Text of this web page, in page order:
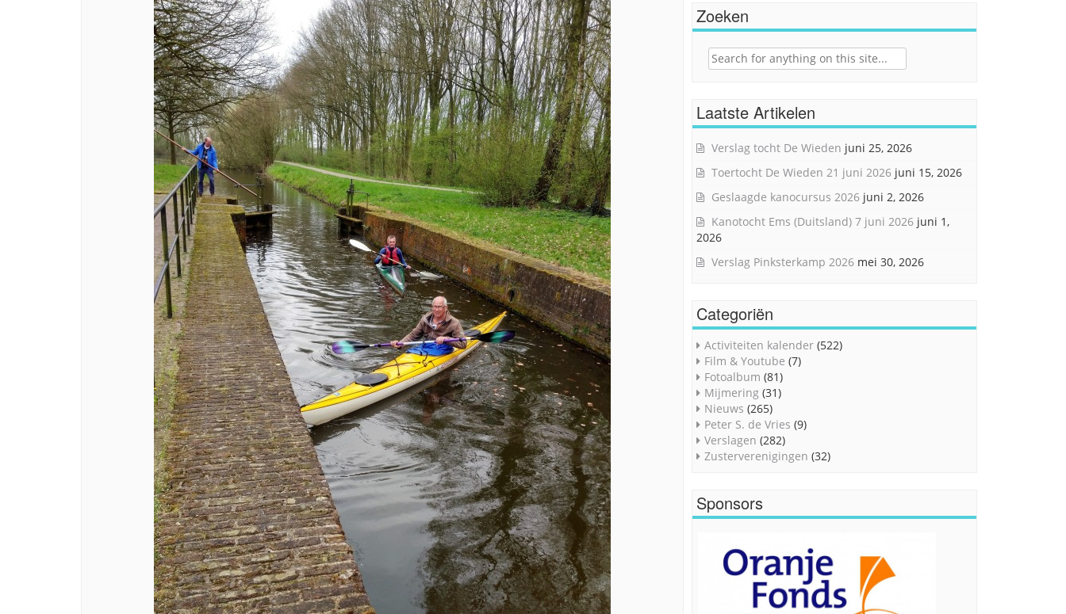
Zoeken
Search
Laatste Artikelen
Verslag tocht De Wieden juni 25, 2026
Toertocht De Wieden 21 juni 2026 juni 15, 2026
Geslaagde kanocursus 2026 juni 2, 2026
Kanotocht Ems (Duitsland) 7 juni 2026 juni 1,
2026
Verslag Pinksterkamp 2026 mei 30, 2026
Categoriën
Activiteiten kalender (522)
Film & Youtube (7)
Fotoalbum (81)
Mijmering (31)
Nieuws (265)
Peter S. de Vries (9)
Verslagen (282)
Zusterverenigingen (32)
Sponsors